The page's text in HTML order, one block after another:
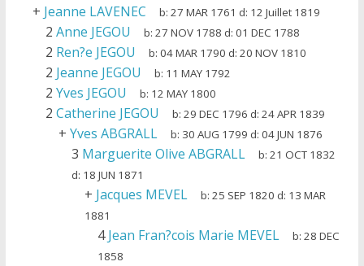
+ Jeanne LAVENEC b:27 MAR 1761 d: 12 Juillet 1819
2 Anne JEGOU b:27 NOV 1788 d:01 DEC 1788
2 Ren?e JEGOU b:04 MAR 1790 d:20 NOV 1810
2 Jeanne JEGOU b: 11 MAY 1792
2 Yves JEGOU b: 12 MAY 1800
2 Catherine JEGOU b:29 DEC 1796 d:24 APR 1839
+ Yves ABGRALL b: 30 AUG 1799 d:04 JUN 1876
3 Marguerite Olive ABGRALL b:21 OCT 1832
d: 18 JUN 1871
+ Jacques MEVEL b:25 SEP 1820 d: 13 MAR
1881
4Jean Fran?cois Marie MEVEL b:28 DEC
1858